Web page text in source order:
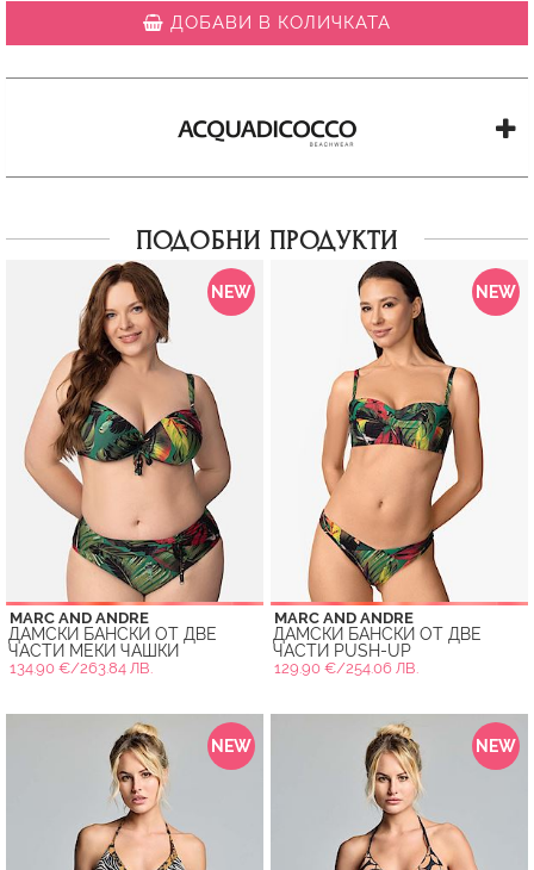
ДОБАВИ В КОЛИЧКАТА
ПОДОБНИ ПРОДУКТИ
NEW
MARC AND ANDRE
ДАМСКИ БАНСКИ ОТ ДВЕ
ЧАСТИ МЕКИ ЧАШКИ
134.90 €/263.84 ЛВ.
NEW
MARC AND ANDRE
ДАМСКИ БАНСКИ ОТ ДВЕ
ЧАСТИ PUSH-UP
129.90 €/254.06 ЛВ.
NEW NEW